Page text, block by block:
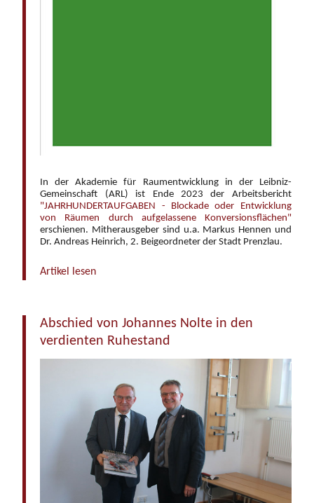
In der Akademie für Raumentwicklung in der Leibniz-
Gemeinschaft (ARL) ist Ende 2023 der Arbeitsbericht
"JAHRHUNDERTAUFGABEN - Blockade oder Entwicklung
von Räumen durch aufgelassene Konversionsflächen"
erschienen. Mitherausgeber sind u.a. Markus Hennen und
Dr. Andreas Heinrich, 2. Beigeordneter der Stadt Prenzlau.
Artikel lesen
Abschied von Johannes Nolte in den
verdienten Ruhestand